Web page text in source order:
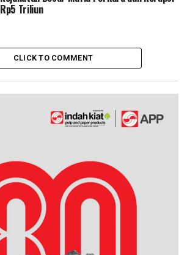
Rp5 Triliun
CLICK TO COMMENT